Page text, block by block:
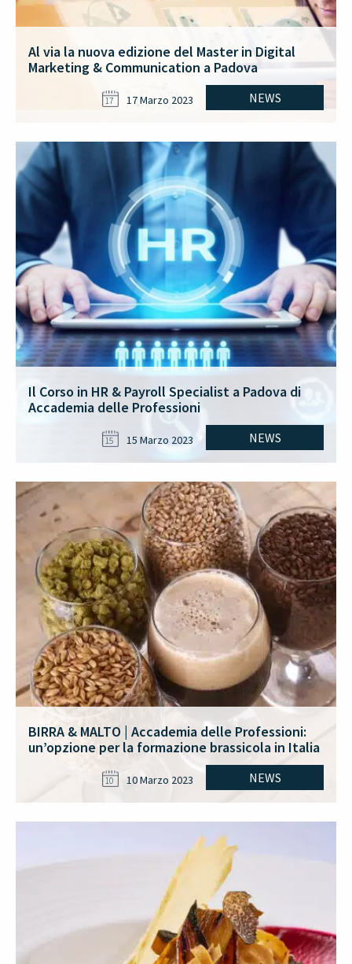
Al via la nuova edizione del Master in Digital
Marketing & Communication a Padova
NEWS
17 17 Marzo 2023
Il Corso in HR & Payroll Specialist a Padova di
Accademia delle Professioni
NEWS
15 15 Marzo 2023
BIRRA & MALTO | Accademia delle Professioni:
un’opzione per la formazione brassicola in Italia
NEWS
10 10 Marzo 2023